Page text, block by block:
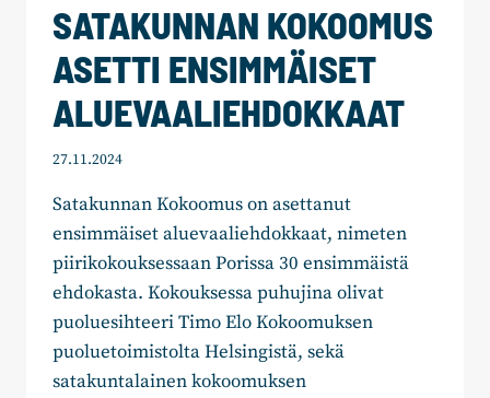
SATAKUNNAN KOKOOMUS
ASETTI ENSIMMÄISET
ALUEVAALIEHDOKKAAT
27.11.2024
Satakunnan Kokoomus on asettanut
ensimmäiset aluevaaliehdokkaat, nimeten
piirikokouksessaan Porissa 30 ensimmäistä
ehdokasta. Kokouksessa puhujina olivat
puoluesihteeri Timo Elo Kokoomuksen
puoluetoimistolta Helsingistä, sekä
satakuntalainen kokoomuksen